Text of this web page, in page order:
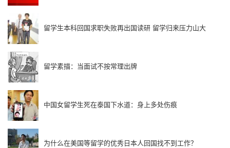
留学生本科回国求职失败再出国读研 留学归来压力山大
留学素描：当面试不按常理出牌
中国女留学生死在泰国下水道：身上多处伤痕
为什么在美国等留学的优秀日本人回国找不到工作？